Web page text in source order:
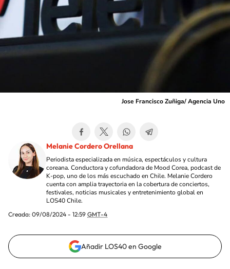
Jose Francisco Zuñiga/ Agencia Uno
Melanie Cordero Orellana
Periodista especializada en música, espectáculos y cultura
coreana. Conductora y cofundadora de Mood Corea, podcast de
K-pop, uno de los más escuchado en Chile. Melanie Cordero
cuenta con amplia trayectoria en la cobertura de conciertos,
festivales, noticias musicales y entretenimiento global en
LOS40 Chile.
Creada: 09/08/2024 - 12:59 GMT-4
Añadir LOS40 en Google